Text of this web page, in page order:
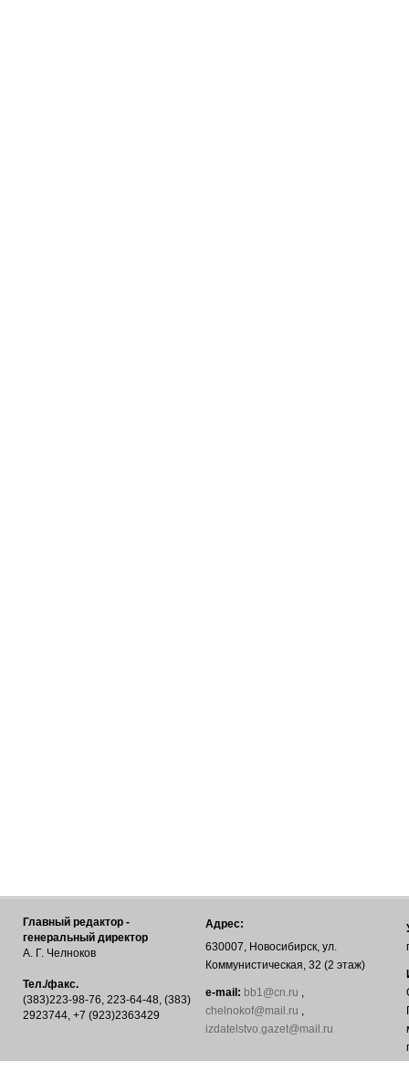
Главный редактор -
генеральный директор
А. Г. Челноков
Тел./факс.
(383)223-98-76, 223-64-48, (383)
2923744, +7 (923)2363429
Адрес:
630007, Новосибирск, ул.
Коммунистическая, 32 (2 этаж)
е-mail: bb1@cn.ru ,
chelnokof@mail.ru ,
izdatelstvo.gazet@mail.ru